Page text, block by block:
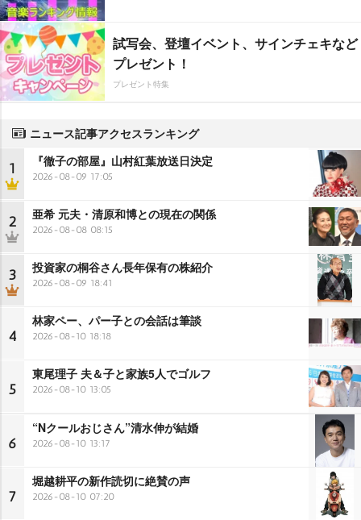
試写会、登壇イベント、サインチェキなど
プレゼント！
プレゼント特集
ニュース記事アクセスランキング
1 『徹子の部屋』山村紅葉放送日決定
2026-08-09 17:05
2 亜希 元夫・清原和博との現在の関係
2026-08-08 08:15
3 投資家の桐谷さん長年保有の株紹介
2026-08-09 18:41
4
林家ペー、パー子との会話は筆談
2026-08-10 18:18
5
東尾理子 夫＆子と家族5人でゴルフ
2026-08-10 13:05
6
“Nクールおじさん”清水伸が結婚
2026-08-10 13:17
7
堀越耕平の新作読切に絶賛の声
2026-08-10 07:20